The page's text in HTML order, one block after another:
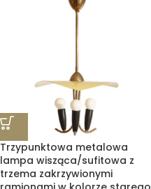
Trzypunktowa metalowa
lampa wisząca/sufitowa z
trzema zakrzywionymi